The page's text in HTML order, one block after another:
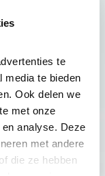
te
media te bieden
Ook delen we
met onze
analyse. Deze
met andere
die ze hebben